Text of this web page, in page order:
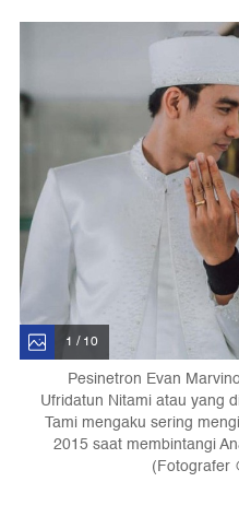
1 / 10
Pesinetron Evan
Ufridatun Nitami atau yang
Tami mengaku sering
2015 saat membintangi
(Fotografer